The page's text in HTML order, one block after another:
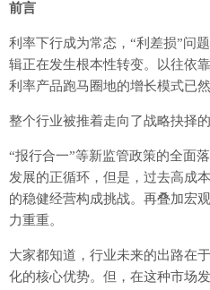
前言
利率下行成为常态，“利差损”问
辑正在发生根本性转变。以往依
利率产品跑马圈地的增长模式已然
整个行业被推着走向了战略抉择的
“报行合一”等新监管政策的全面
发展的正循环，但是，过去高成
的稳健经营构成挑战。再叠加宏
力重重。
大家都知道，行业未来的出路在
化的核心优势。但，在这种市场